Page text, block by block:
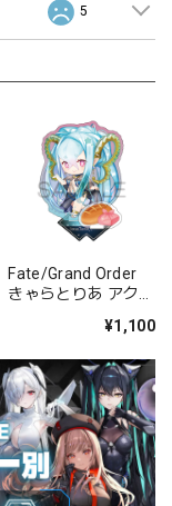
5
Fate/Grand Order
きゃらとりあ アクリ
ー/ラーヴァ/ティア
¥1,100